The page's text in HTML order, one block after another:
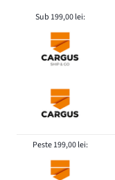
Sub 199,00 lei:
Peste 199,00 lei: